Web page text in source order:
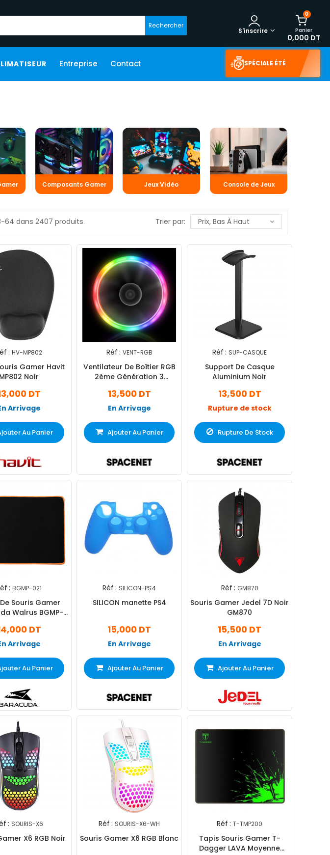
Rechercher
0
Panier
0,000 DT
S'inscrire
Entreprise Contact SPÉCIALE ÉTÉ
Composants Gamer Jeux Vidéo Console de Jeux
64 dans 2407 produits. Trier par: Prix, Bas À Haut
: HV-MP802
Gamer Havit
MP802 Noir
DT
Arrivage
Au Panier
Réf : VENT-RGB
Ventilateur De Boîtier RGB
2éme Génération 3
13,500 DT
En Arrivage
Ajouter Au Panier
Réf : SUP-CASQUE
Support De Casque
Aluminium Noir
13,500 DT
Rupture de stock
Rupture De Stock
: BGMP-021
Souris Gamer
Walrus BGMP-
DT
Arrivage
Au Panier
Réf : SILICON-PS4
SILICON manette PS4
15,000 DT
En Arrivage
Ajouter Au Panier
Réf : GM870
Souris Gamer Jedel 7D Noir
GM870
15,500 DT
En Arrivage
Ajouter Au Panier
: SOURIS-X6
X6 RGB Noir
Réf : SOURIS-X6-WH
Souris Gamer X6 RGB Blanc
Réf : T-TMP200
Tapis Souris Gamer T-
Dagger LAVA Moyenne